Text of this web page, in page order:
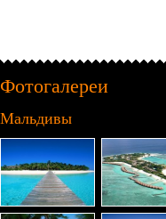
Фотогалереи
Мальдивы